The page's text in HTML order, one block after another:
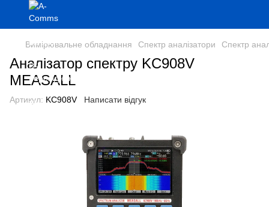
Вимірювальне обладнання Спектр аналізатори Спектр
Аналізатор спектру KC908V
MEASALL
Артикул: KC908V Написати відгук